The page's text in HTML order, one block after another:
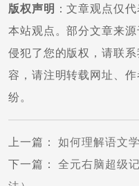
版权声明 ：文章观点仅
本站观点。部分文章来
侵犯了您的版权，请联
容，请注明转载网址、
纷。
上一篇 ：如何理解语文
下一篇 ：全元右脑超级